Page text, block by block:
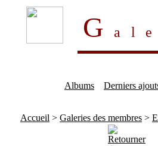
G
Albums
Derniers
Accueil > Galeries des membres >